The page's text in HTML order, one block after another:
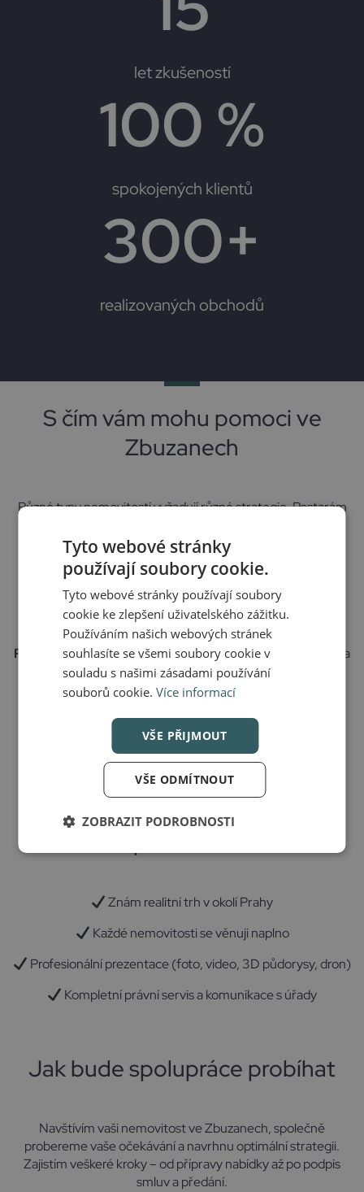
let zkušeností
100 %
spokojených klientů
300+
realizovaných obchodů
S čím vám mohu pomoci ve
Zbuzanech
Různé typy nemovitostí vyžadují různé strategie. Postarám
Prodej bytu– dobře nastavená cena a kvalitní prezentace
zaujme ty správné zájemce
Prodej domu– zvýrazním benefity rodinného bydlení v
přírodě
Pronájem bytu nebo domu – najdu spolehlivého nájemníka
a zajistím smluvní dokumentaci
Prodej garáže nebo parkovacího místa
relevantní zájemce z okolí
Prodej pozemku– připravím nabídku a oslovím vhodné
Znám realitní trh v okolí Prahy
Každé nemovitosti se věnuji naplno
Profesionální prezentace (foto, video, 3D půdorysy, dron)
Kompletní právní servis a komunikace s úřady
Jak bude spolupráce probíhat
Navštívím vaši nemovitost ve Zbuzanech, společně
probereme vaše očekávání a navrhnu optimální strategii.
Zajistím veškeré kroky – od přípravy nabídky až po podpis
smluv a předání.
Tyto webové stránky
používají soubory cookie.
Tyto webové stránky používají soubory
cookie ke zlepšení uživatelského zážitku.
Používáním našich webových stránek
souhlasíte se všemi soubory cookie v
souladu s našimi zásadami používání
souborů cookie. Více informací
VŠE PŘIJMOUT
VŠE ODMÍTNOUT
ZOBRAZIT PODROBNOSTI